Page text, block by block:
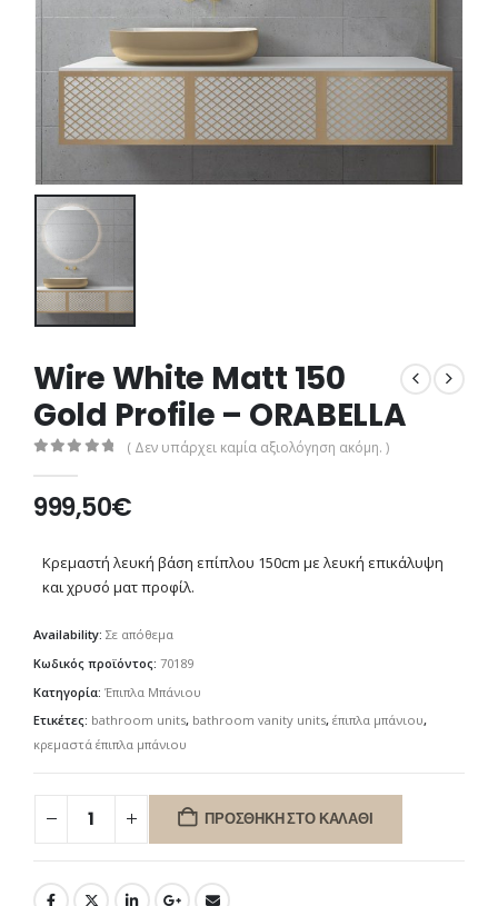
Wire White Matt 150
Gold Profile – ORABELLA
( Δεν υπάρχει καμία αξιολόγηση ακόμη. )
999,50€
Κρεμαστή λευκή βάση επίπλου 150cm με λευκή επικάλυψη
και χρυσό ματ προφίλ.
Availability: Σε απόθεμα
Κωδικός προϊόντος: 70189
Κατηγορία: Έπιπλα Μπάνιου
Ετικέτες: bathroom units, bathroom vanity units, έπιπλα μπάνιου,
κρεμαστά έπιπλα μπάνιου
ΠΡΟΣΘΉΚΗ ΣΤΟ ΚΑΛΆΘΙ